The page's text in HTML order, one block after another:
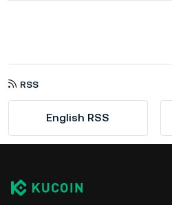
RSS
English RSS